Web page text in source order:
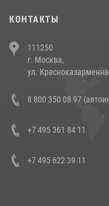
напавших на бригаду
14 июля 2026, 12:20
В Росгвардии прошла
боевого опыта
КОНТАКТЫ
111250
г. Москва,
ул.
8 800 350 08 97
+7 495 361 84 11
+7 495 622 39 11